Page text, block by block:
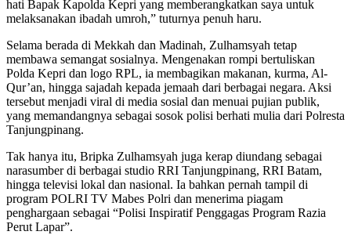
hati Bapak Kapolda Kepri yang memberangkatkan saya untuk
melaksanakan ibadah umroh,” tuturnya penuh haru.
Selama berada di Mekkah dan Madinah, Zulhamsyah tetap
membawa semangat sosialnya. Mengenakan rompi bertuliskan
Polda Kepri dan logo RPL, ia membagikan makanan, kurma, Al-
Qur’an, hingga sajadah kepada jemaah dari berbagai negara. Aksi
tersebut menjadi viral di media sosial dan menuai pujian publik,
yang memandangnya sebagai sosok polisi berhati mulia dari Polresta
Tanjungpinang.
Tak hanya itu, Bripka Zulhamsyah juga kerap diundang sebagai
narasumber di berbagai studio RRI Tanjungpinang, RRI Batam,
hingga televisi lokal dan nasional. Ia bahkan pernah tampil di
program POLRI TV Mabes Polri dan menerima piagam
penghargaan sebagai “Polisi Inspiratif Penggagas Program Razia
Perut Lapar”.